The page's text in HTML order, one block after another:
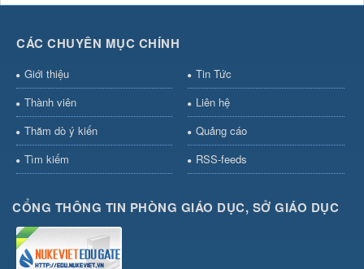
CÁC CHUYÊN MỤC CHÍNH
Giới thiệu
Tin Tức
Thành viên
Liên hệ
Thăm dò ý kiến
Quảng cáo
Tìm kiếm
RSS-feeds
CỔNG THÔNG TIN PHÒNG GIÁO DỤC, SỞ GIÁO DỤC